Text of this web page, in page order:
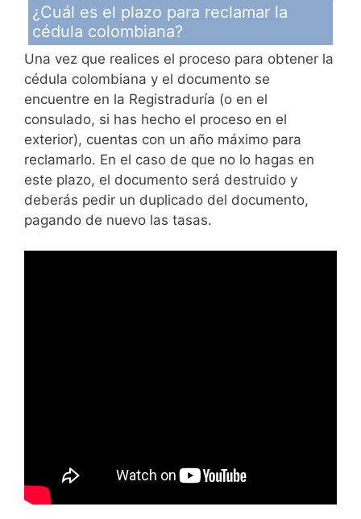
¿Cuál es el plazo para reclamar la
cédula colombiana?
Una vez que realices el proceso para obtener la
cédula colombiana y el documento se
encuentre en la Registraduría (o en el
consulado, si has hecho el proceso en el
exterior), cuentas con un año máximo para
reclamarlo. En el caso de que no lo hagas en
este plazo, el documento será destruido y
deberás pedir un duplicado del documento,
pagando de nuevo las tasas.